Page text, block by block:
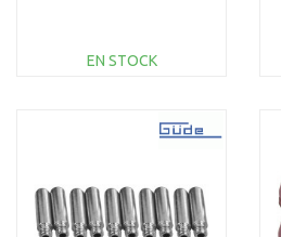
EN STOCK